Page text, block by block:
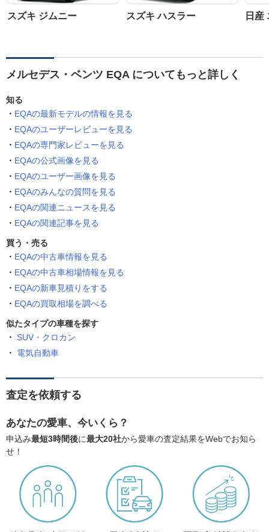
スズキ ジムニー スズキ ハスラー 日産
メルセデス・ベンツ EQA についてもっと詳しく
知る
EQAの最新モデルの情報を見る
EQAのユーザーレビューを見る
EQAの専門家レビューを見る
EQAの公式画像を見る
EQAのユーザー画像を見る
EQAのみんなの質問を見る
EQAの関連ニュースを見る
EQAの関連記事を見る
買う・売る
EQAの中古車情報を見る
EQAの中古車相場情報を見る
EQAの新車見積りをする
EQAの買取相場を調べる
似たタイプの車種を探す
SUV・クロカン
電気自動車
査定を依頼する
あなたの愛車、今いくら？
申込み最短3時間後に最大20社から愛車の査定結果をWebでお知ら
せ！